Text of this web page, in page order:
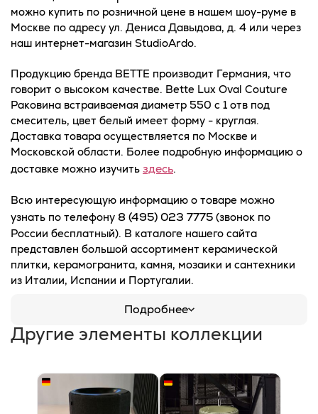
можно купить по розничной цене в нашем шоу-руме в
Москве по адресу ул. Дениса Давыдова, д. 4 или через
наш интернет-магазин StudioArdo.
Продукцию бренда BETTE производит Германия, что
говорит о высоком качестве. Bette Lux Oval Couture
Раковина встраиваемая диаметр 550 c 1 отв под
смеситель, цвет белый имеет форму - круглая.
Доставка товара осуществляется по Москве и
Московской области. Более подробную информацию о
доставке можно изучить здесь.
Всю интересующую информацию о товаре можно
узнать по телефону 8 (495) 023 7775 (звонок по
России бесплатный). В каталоге нашего сайта
представлен большой ассортимент керамической
плитки, керамогранита, камня, мозаики и сантехники
из Италии, Испании и Португалии.
Подробнее
Другие элементы коллекции